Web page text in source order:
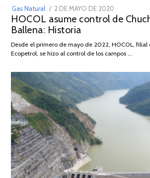
Gas Natural
POSTED
ON
2 DE MAYO DE 2020
DE
2026
HOCOL asume control de
Ballena: Historia
Desde el primero de mayo de 2022, HOCOL, filial
Ecopetrol, se hizo al control de los campos …